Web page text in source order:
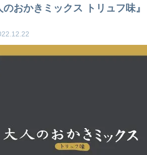
のおかきミックス トリュフ味』